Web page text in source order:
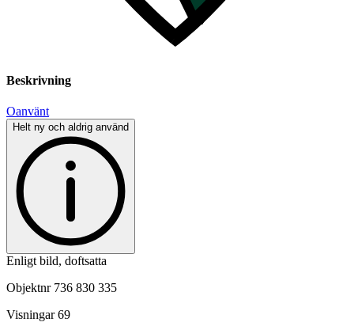
Beskrivning
Oanvänt
Helt ny och aldrig använd
Enligt bild, doftsatta
Objektnr 736 830 335
Visningar 69